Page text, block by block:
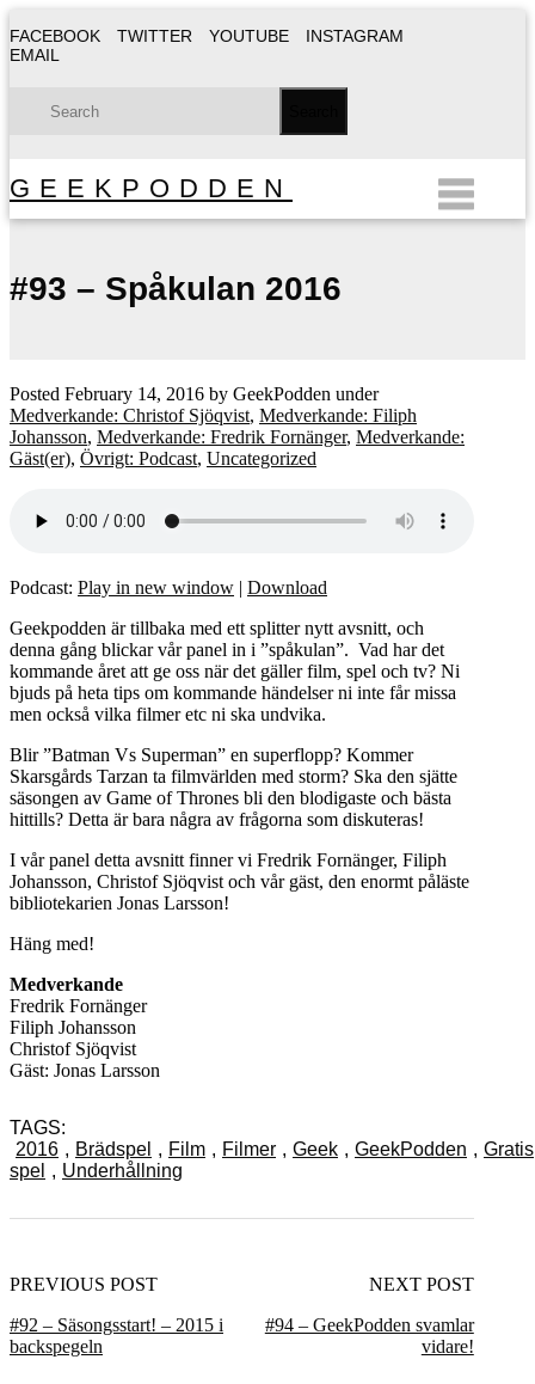
FACEBOOK TWITTER YOUTUBE
INSTAGRAM
EMAIL
GEEKPODDEN
#93 – Spåkulan 2016
Posted February 14, 2016 by GeekPodden under
Medverkande: Christof Sjöqvist, Medverkande: Filiph
Johansson, Medverkande: Fredrik Fornänger, Medverkande:
Gäst(er), Övrigt: Podcast, Uncategorized
Podcast: Play in new window | Download
Geekpodden är tillbaka med ett splitter nytt avsnitt, och
denna gång blickar vår panel in i ”spåkulan”. Vad har det
kommande året att ge oss när det gäller film, spel och tv? Ni
bjuds på heta tips om kommande händelser ni inte får missa
men också vilka filmer etc ni ska undvika.
Blir ”Batman Vs Superman” en superflopp? Kommer
Skarsgårds Tarzan ta filmvärlden med storm? Ska den sjätte
säsongen av Game of Thrones bli den blodigaste och bästa
hittills? Detta är bara några av frågorna som diskuteras!
I vår panel detta avsnitt finner vi Fredrik Fornänger, Filiph
Johansson, Christof Sjöqvist och vår gäst, den enormt påläste
bibliotekarien Jonas Larsson!
Häng med!
Medverkande
Fredrik Fornänger
Filiph Johansson
Christof Sjöqvist
Gäst: Jonas Larsson
TAGS:
2016 , Brädspel , Film , Filmer , Geek , GeekPodden , Gratis
spel , Underhållning
PREVIOUS POST
#92 – Säsongsstart! – 2015 i
backspegeln
NEXT POST
#94 – GeekPodden svamlar
vidare!